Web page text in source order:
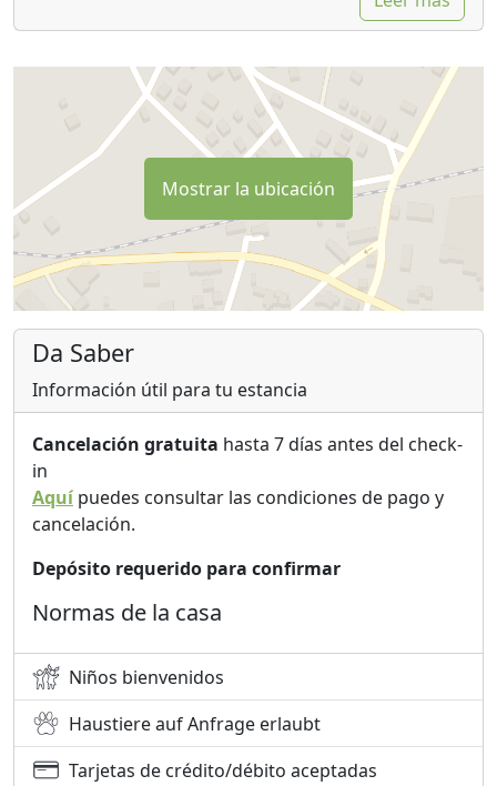
Mostrar la ubicación
Da Saber
Información útil para tu estancia
Cancelación gratuita hasta 7 días antes del check-
in
Aquípuedes consultar las condiciones de pago y
cancelación.
Depósito requerido para confirmar
Normas de la casa
Niños bienvenidos
Haustiere auf Anfrage erlaubt
Tarjetas de crédito/débito aceptadas